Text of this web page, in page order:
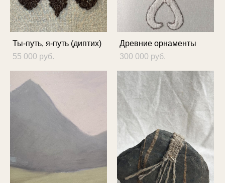
Ты-путь, я-путь (диптих)
55 000 pуб.
Древние орнаменты
300 000 pуб.